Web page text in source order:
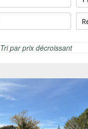
Tri par prix décroissant